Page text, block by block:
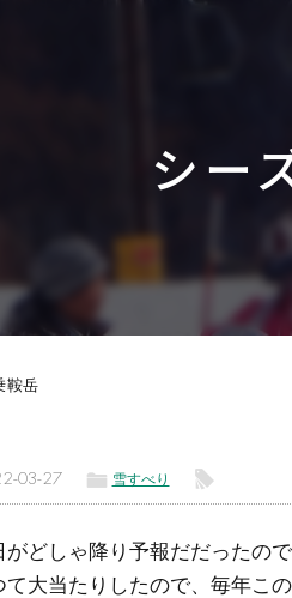
シー
鞍岳
03-27 ë 雪すべり l
がどしゃ降り予報だだったの
て大当たりしたので、毎年こ